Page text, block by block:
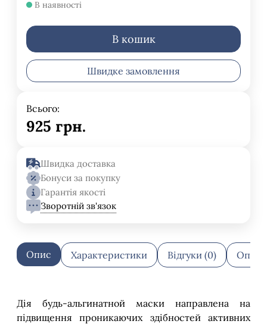
В наявності
В кошик
Швидке замовлення
Всього:
925 грн.
Швидка доставка
Бонуси за покупку
Гарантія якості
Зворотній зв'язок
Опис Характеристики Відгуки (0)
Дія будь-альгинатной маски направлена на
підвищення проникаючих здібностей активних